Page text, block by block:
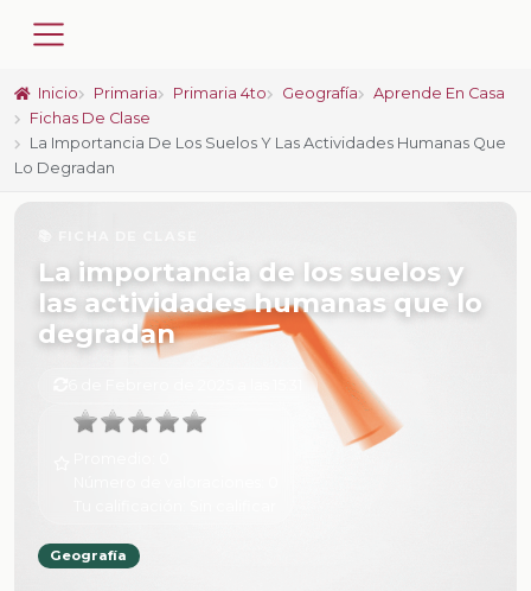
Inicio Primaria Primaria 4to Geografía
Aprende En Casa
Fichas De Clase
La Importancia De Los Suelos Y Las Actividades Humanas Que
Lo Degradan
La importancia de los suelos y
las actividades humanas que lo
degradan
Geografía